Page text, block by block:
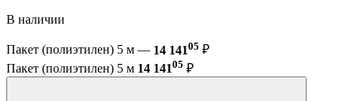
В наличии
Пакет (полиэтилен) 5 м — 14 14105 ₽
Пакет (полиэтилен) 5 м 14 14105 ₽